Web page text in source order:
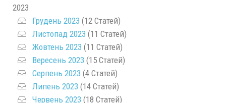
2023
Грудень 2023 (12 Статей)
Листопад 2023 (11 Статей)
Жовтень 2023 (11 Статей)
Вересень 2023 (15 Статей)
Серпень 2023 (4 Статей)
Липень 2023 (14 Статей)
Червень 2023 (18 Статей)